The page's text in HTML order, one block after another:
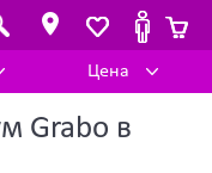
Цена
Grabo в